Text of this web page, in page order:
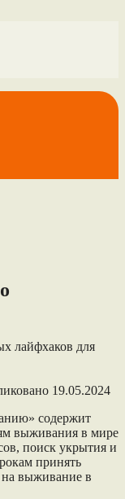
19.05.2024
содержит
выживания в мире
поиск укрытия и
принять
выживание в